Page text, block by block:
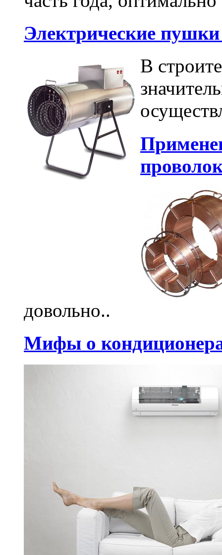
Электрические пушки
В
довольно..
Мифы о